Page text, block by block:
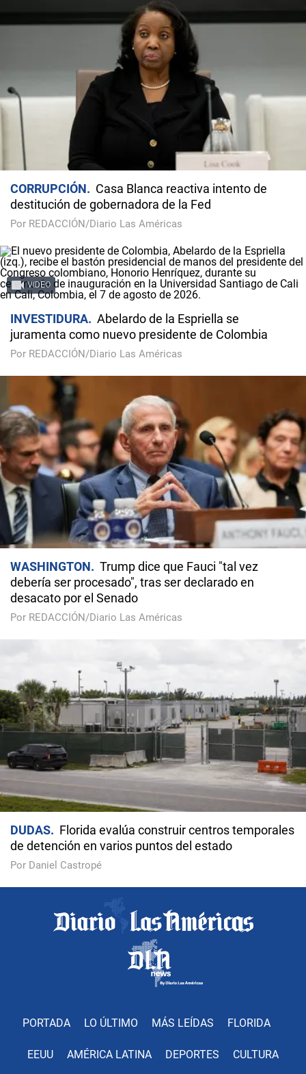
CORRUPCIÓN
Casa Blanca reactiva intento de
destitución de gobernadora de la Fed
Por REDACCIÓN/Diario Las Américas
VIDEO
INVESTIDURA
Abelardo de la Espriella se
juramenta como nuevo presidente de Colombia
Por REDACCIÓN/Diario Las Américas
WASHINGTON
Trump dice que Fauci "tal vez
debería ser procesado", tras ser declarado en
desacato por el Senado
Por REDACCIÓN/Diario Las Américas
DUDAS
Florida evalúa construir centros temporales
de detención en varios puntos del estado
Por Daniel Castropé
PORTADA LO ÚLTIMO MÁS LEÍDAS FLORIDA
EEUU AMÉRICA LATINA DEPORTES CULTURA